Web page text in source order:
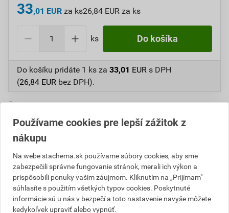
33,01 EUR za ks26,84 EUR za ks
ks Do košíka
Do košíku pridáte 1 ks za 33,01 EUR s DPH
(26,84 EUR bez DPH).
Číslo položky:A413048
Katalógový kód: F1028
Popis
"Tenkovrstvová, vodou riediteľná lazúra určená na
drevené povrchy v interiéri a exteriéri – napr. obloženie
balkónov a fasád, pergoly, záhradný nábytok, ploty,
Používame cookies pre lepší zážitok z
nákupu
Na webe stachema.sk používame súbory cookies, aby sme
zabezpečili správne fungovanie stránok, merali ich výkon a
prispôsobili ponuky vašim záujmom. Kliknutím na „Prijímam"
súhlasíte s použitím všetkých typov cookies. Poskytnuté
informácie sú u nás v bezpečí a toto nastavenie navyše môžete
kedykoľvek upraviť alebo vypnúť.